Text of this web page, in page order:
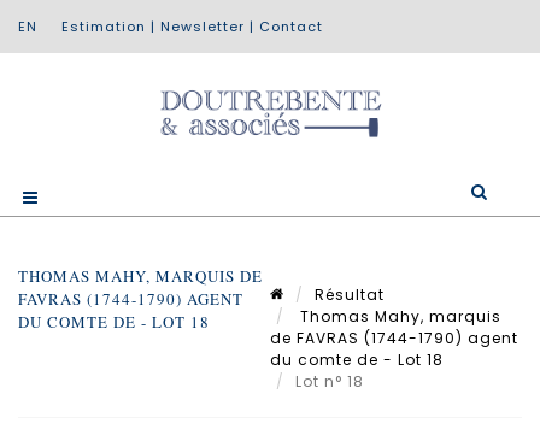
Estimation | Newsletter | Contact
THOMAS MAHY, MARQUIS DE
FAVRAS (1744-1790) AGENT
DU COMTE DE - LOT 18
Résultat
Thomas Mahy, marquis
de FAVRAS (1744-1790) agent
du comte de - Lot 18
Lot n° 18